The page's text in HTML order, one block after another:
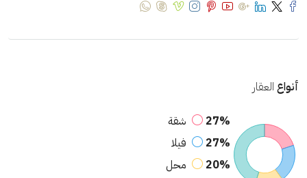
أنواع العقار
27%
شقة
27%
فيلا
20%
محل